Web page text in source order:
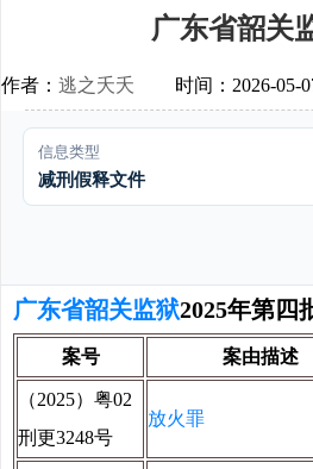
广东省韶关
作者： 逃之夭夭 时间：2026-05-
信息类型
减刑假释文件
广东省韶关监狱2025年第四
案号 案由描述
（2025）粤02
刑更3248号
放火罪